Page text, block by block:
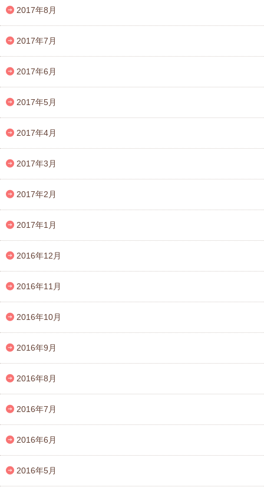
2017年8月
2017年7月
2017年6月
2017年5月
2017年4月
2017年3月
2017年2月
2017年1月
2016年12月
2016年11月
2016年10月
2016年9月
2016年8月
2016年7月
2016年6月
2016年5月